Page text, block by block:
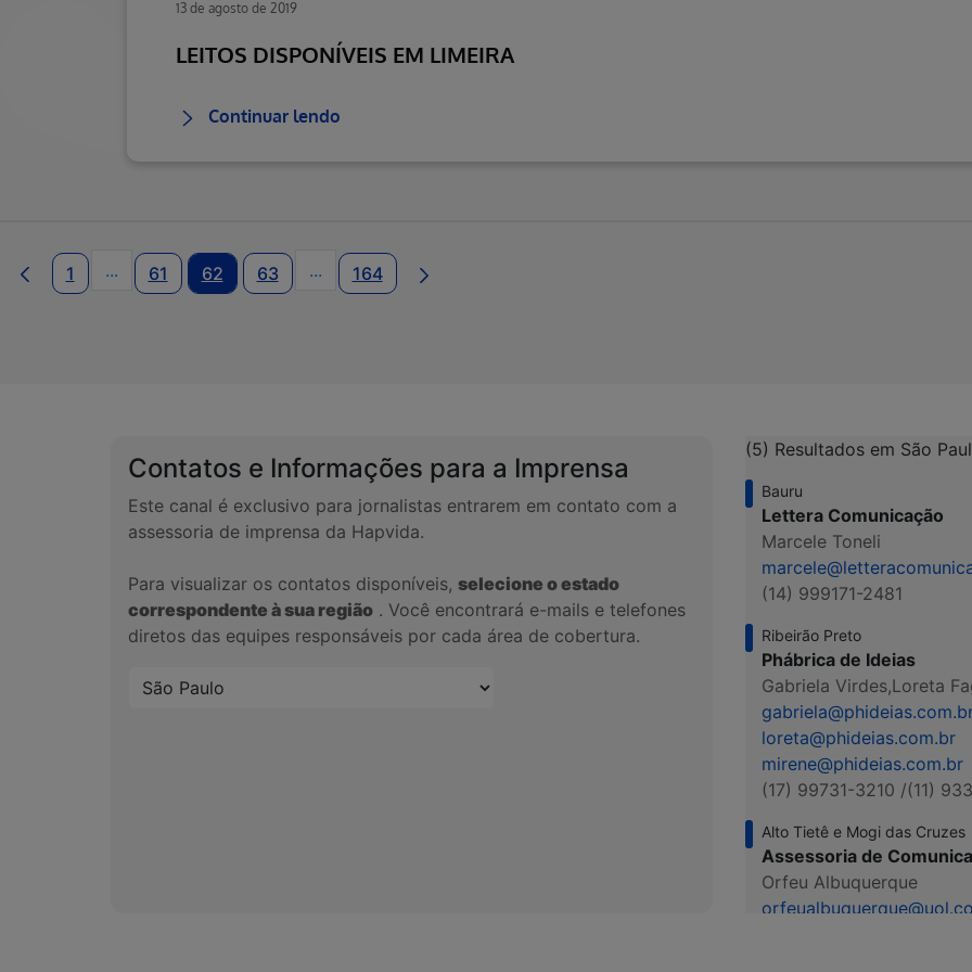
13 de agosto de 2019
LEITOS DISPONÍVEIS EM LIMEIRA
Continuar lendo
1 ...Páginas intermediárias Usar ABA para navegar.
61 62 63 ...Páginas intermediárias Usar ABA para navegar.
164
Contatos e Informações para a Imprensa
Este canal é exclusivo para jornalistas entrarem em contato com a
assessoria de imprensa da Hapvida.
Para visualizar os contatos disponíveis, selecione o estado
correspondente à sua região . Você encontrará e-mails e telefones
diretos das equipes responsáveis por cada área de cobertura.
(5) Resultados em São
Bauru
Lettera Comunicação
Marcele Toneli
(14) 999171-2481
Ribeirão Preto
Phábrica de Ideias
Gabriela Virdes,Loreta
loreta@phideias.com.br
mirene@phideias.com.br
(17) 99731-3210 /(11)
Alto Tietê e Mogi das Cruzes
Assessoria de
Orfeu Albuquerque